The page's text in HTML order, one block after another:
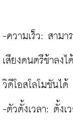
-ความเร็ว: สามา
เสียงดนตรีช้าลง
วิดีโอสโลโมชันได้
-ตัวตั้งเวลา: ตั้งเ